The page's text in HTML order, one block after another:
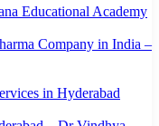
Educational Academy
Company in India –
in Hyderabad